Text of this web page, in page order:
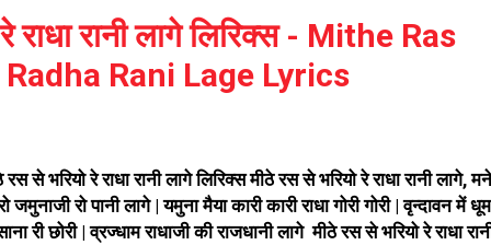
ne wahi ye shrishti chala rah...
राधा रानी लागे लिरिक्स - Mithe Ras
Rani Lage Lyrics
रस से भरियो रे राधा रानी लागे लिरिक्स मीठे रस से भरियो रे राधा रानी लागे,
जमुनाजी रो पानी लागे | यमुना मैया कारी कारी राधा गोरी गोरी | वृन्दावन में
री छोरी | व्रज्धाम राधाजी की राजधानी लागे मीठे रस से भरियो रे राधा